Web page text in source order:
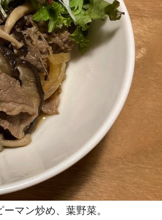
マン炒め、葉野菜。